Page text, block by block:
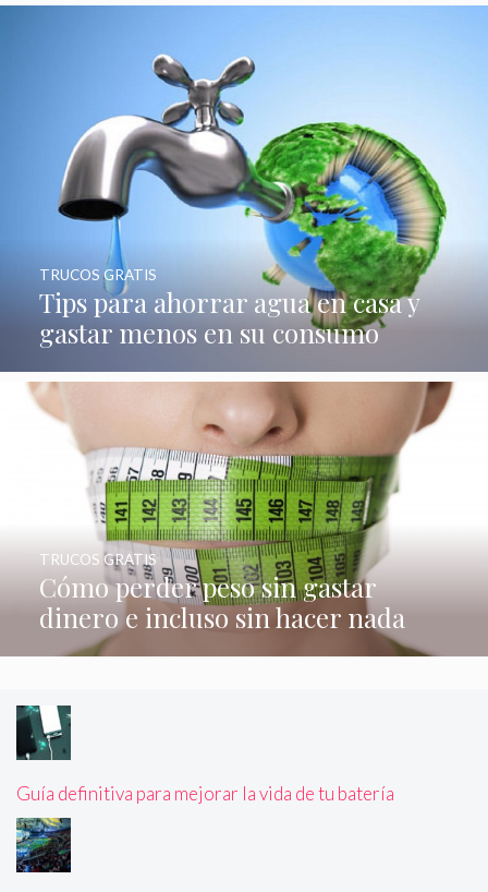
Tips para ahorrar agua en casa y
gastar menos en su consumo
TRUCOS GRATIS
Cómo perder peso sin gastar
dinero e incluso sin hacer nada
TRUCOS GRATIS
Guía definitiva para mejorar la vida de tu batería